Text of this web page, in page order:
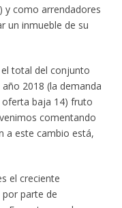
y como arrendadores
un inmueble de su
total del conjunto
2018 (la demanda
oferta baja 14) fruto
comentando
a este cambio está,
el creciente
parte de